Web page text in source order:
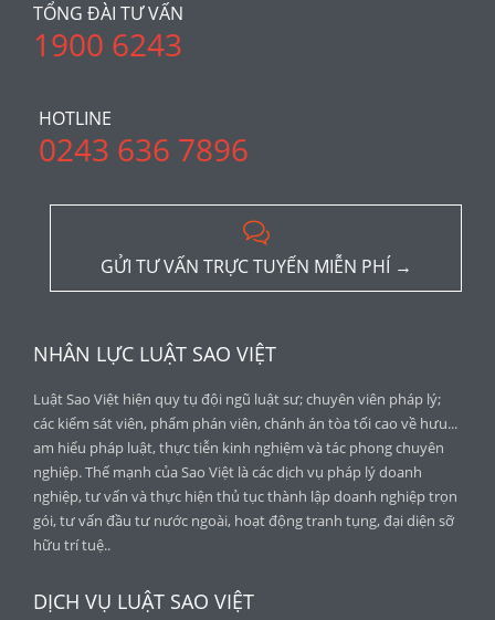
TỔNG ĐÀI TƯ VẤN
1900 6243
HOTLINE
0243 636 7896

GỬI TƯ VẤN TRỰC TUYẾN MIỄN PHÍ →
NHÂN LỰC LUẬT SAO VIỆT
Luật Sao Việt hiện quy tụ đội ngũ luật sư; chuyên viên pháp lý;
các kiểm sát viên, phẩm phán viên, chánh án tòa tối cao về hưu...
am hiểu pháp luật, thực tiễn kinh nghiệm và tác phong chuyên
nghiệp. Thế mạnh của Sao Việt là các dịch vụ pháp lý doanh
nghiệp, tư vấn và thực hiện thủ tục thành lập doanh nghiệp trọn
gói, tư vấn đầu tư nước ngoài, hoạt động tranh tụng, đại diện sỡ
hữu trí tuệ..
DỊCH VỤ LUẬT SAO VIỆT